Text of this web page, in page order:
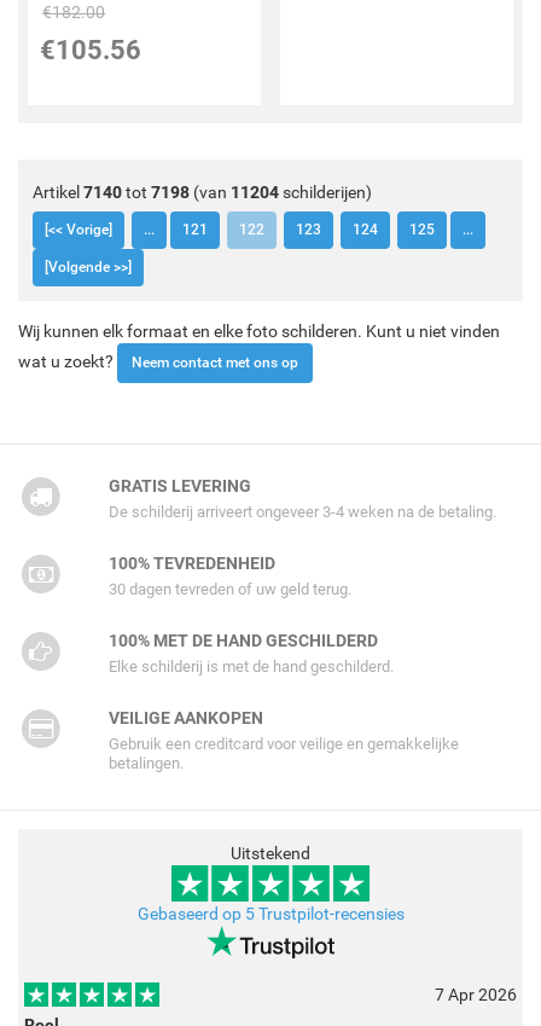
€182.00
€105.56
Artikel 7140tot 7198 (van 11204schilderijen)
[<< Vorige] ... 121 122 123 124 125 ...
[Volgende >>]
Wij kunnen elk formaat en elke foto schilderen. Kunt u niet vinden
wat u zoekt?
Neem contact met ons op
GRATIS LEVERING
De schilderij arriveert ongeveer 3-4 weken na de betaling.
100% TEVREDENHEID
30 dagen tevreden of uw geld terug.
100% MET DE HAND GESCHILDERD
Elke schilderij is met de hand geschilderd.
VEILIGE AANKOPEN
Gebruik een creditcard voor veilige en gemakkelijke
betalingen.
Uitstekend
Gebaseerd op 5 Trustpilot-recensies
7 Apr 2026